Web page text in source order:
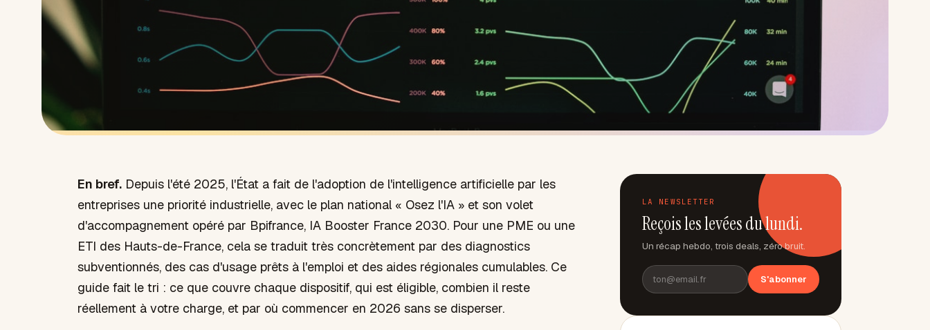
En bref. Depuis l'été 2025, l'État a fait de l'adoption de l'intelligence artificielle par les
entreprises une priorité industrielle, avec le plan national « Osez l'IA » et son volet
d'accompagnement opéré par Bpifrance, IA Booster France 2030. Pour une PME ou une
ETI des Hauts-de-France, cela se traduit très concrètement par des diagnostics
subventionnés, des cas d'usage prêts à l'emploi et des aides régionales cumulables. Ce
guide fait le tri : ce que couvre chaque dispositif, qui est éligible, combien il reste
réellement à votre charge, et par où commencer en 2026 sans se disperser.
LA NEWSLETTER
Reçois les levées du lundi.
Un récap hebdo, trois deals, zéro bruit.
S'abonner